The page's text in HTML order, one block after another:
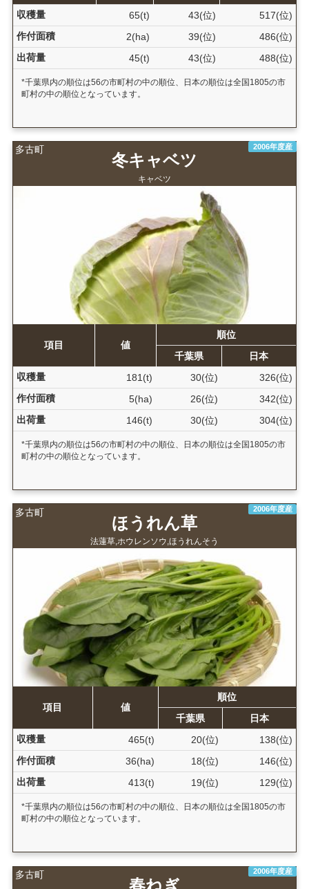
収穫量
65(t) 43(位)
517(位)
作付面積
2(ha) 39(位)
486(位)
出荷量
45(t) 43(位) 488(位)
*千葉県内の順位は56の市町村の中の順位、日本の順位は全国1805の市
町村の中の順位となっています。
多古町 2006年度産
冬キャベツ
キャベツ
項目 値
順位
千葉県
日本
収穫量
181(t) 30(位)
326(位)
作付面積
5(ha) 26(位)
342(位)
出荷量
146(t) 30(位) 304(位)
*千葉県内の順位は56の市町村の中の順位、日本の順位は全国1805の市
町村の中の順位となっています。
多古町 2006年度産
ほうれん草
法蓮草,ホウレンソウ,ほうれんそう
項目 値
順位
千葉県
日本
収穫量
465(t) 20(位)
138(位)
作付面積
36(ha) 18(位)
146(位)
出荷量
413(t) 19(位) 129(位)
*千葉県内の順位は56の市町村の中の順位、日本の順位は全国1805の市
町村の中の順位となっています。
多古町 2006年度産
春ねぎ